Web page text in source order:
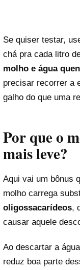
Se quiser testar,
chá pra cada litro
molho e água
precisar recorrer a
galho do que uma
Por que o
mais leve?
Aqui vai um bônus
molho carrega
oligossacarídeos,
causar aquele
Ao descartar a
reduz boa parte